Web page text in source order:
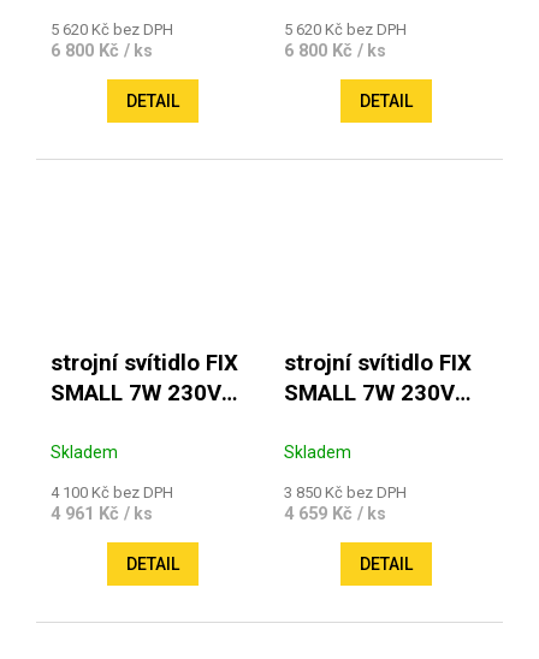
5 620 Kč bez DPH
6 800 Kč / ks
DETAIL
5 620 Kč bez DPH
6 800 Kč / ks
DETAIL
strojní svítidlo FIX
SMALL 7W 230V
rameno
Skladem
4 100 Kč bez DPH
4 961 Kč / ks
DETAIL
strojní svítidlo FIX
SMALL 7W 230V
rameno
Skladem
3 850 Kč bez DPH
4 659 Kč / ks
DETAIL